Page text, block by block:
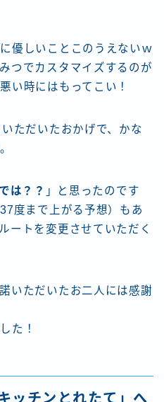
優しいことこのうえないｗ
つでカスタマイズするのが
い時にはもってこい！
ただいたおかげで、かな
は？？ 」と思ったのです
度まで上がる予想）もあ
ートを変更させていただく
いただいたお二人には感謝
た！
ッチンとれたて」へ